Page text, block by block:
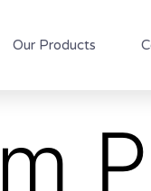
Our Products